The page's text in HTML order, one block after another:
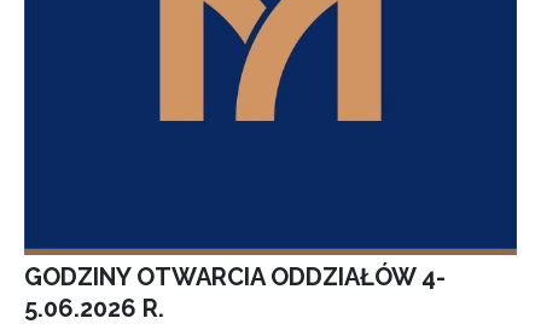
GODZINY OTWARCIA ODDZIAŁÓW 4-
5.06.2026 R.